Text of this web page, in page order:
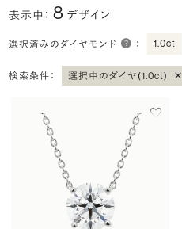
表示中：8 デザイン
選択済みのダイヤモンド ： 1.0ct
検索条件： 選択中のダイヤ(1.0ct) ×